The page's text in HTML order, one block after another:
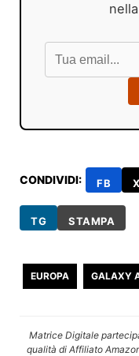
CONDIVIDI: FB X
TG STAMPA
EUROPA GALAXY
Matrice Digitale
qualità di Affiliato